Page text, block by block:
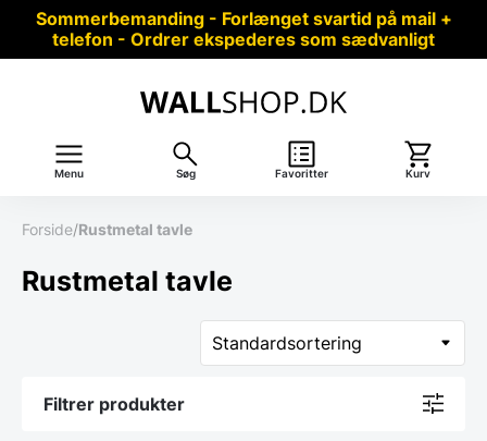
Sommerbemanding - Forlænget svartid på mail +
telefon - Ordrer ekspederes som sædvanligt
Menu Søg Favoritter Kurv
Forside/Rustmetal tavle
Rustmetal tavle
Filtrer produkter